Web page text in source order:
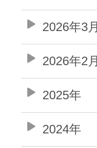
2026年3月
2026年2月
2025年
2024年